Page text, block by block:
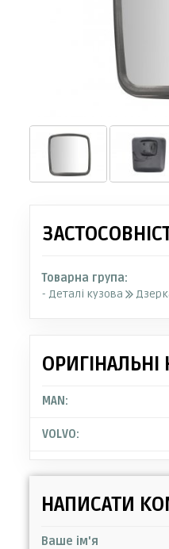
Товарна група:
- Деталі кузова
MAN:
VOLVO:
НАПИСАТИ
Ваше ім'я